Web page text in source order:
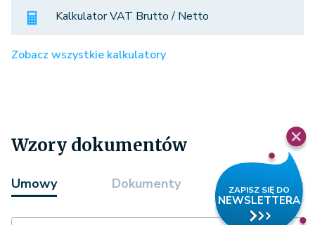
Kalkulator VAT Brutto / Netto
Zobacz wszystkie kalkulatory
Wzory dokumentów
Umowy Dokumenty Formularze